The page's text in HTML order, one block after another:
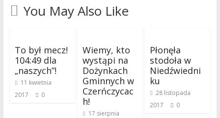
You May Also Like
To był mecz!
104:49 dla
„naszych”!
11 kwietnia
2017
0
Wiemy, kto
wystąpi na
Dożynkach
Gminnych w
Czerńczycac
h!
17 sierpnia
Płonęła
stodoła w
Niedźwiedni
ku
28 listopada
2017
0